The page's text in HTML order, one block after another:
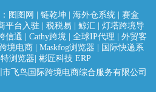
图图网 |链乾坤 |海外仓系统 |赛盒
平台入驻 |税税易 |鲸汇 |灯塔跨境导
信通 |Cathy跨境 |全球IP代理 |外贸客
境电商 |Maskfog浏览器
国际快递系
特浏览器 |彬匠科技 ERP
飞鸟国际跨境电商综合服务有限公司